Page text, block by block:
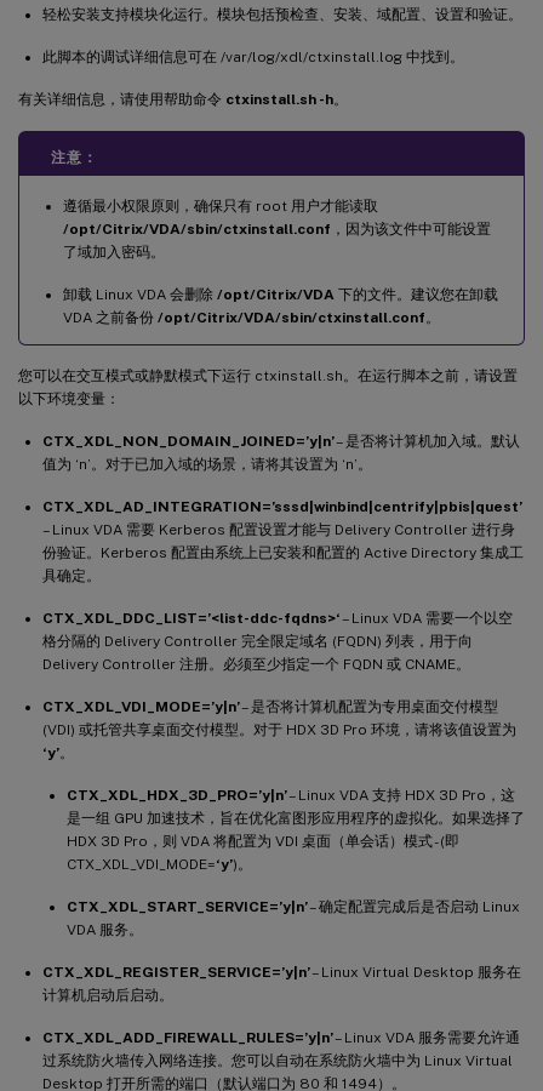
轻松安装支持模块化运行。模块包括预检查、安装、域配置、设置和验证。
此脚本的调试详细信息可在 /var/log/xdl/ctxinstall.log 中找到。
有关详细信息，请使用帮助命令 ctxinstall.sh -h。
注意：
遵循最小权限原则，确保只有 root 用户才能读取
/opt/Citrix/VDA/sbin/ctxinstall.conf ，因为该文件中可能设置
了域加入密码。
卸载 Linux VDA 会删除 /opt/Citrix/VDA 下的文件。建议您在卸载
VDA 之前备份 /opt/Citrix/VDA/sbin/ctxinstall.conf。
您可以在交互模式或静默模式下运行 ctxinstall.sh。在运行脚本之前，请设置
以下环境变量：
CTX_XDL_NON_DOMAIN_JOINED=’y|n’– 是否将计算机加入域。默认
值为 ‘n’。对于已加入域的场景，请将其设置为 ‘n’。
CTX_XDL_AD_INTEGRATION=’sssd|winbind|centrify|pbis|quest’
– Linux VDA 需要 Kerberos 配置设置才能与 Delivery Controller 进行身
份验证。Kerberos 配置由系统上已安装和配置的 Active Directory 集成工
具确定。
CTX_XDL_DDC_LIST=’<list-ddc-fqdns>‘– Linux VDA 需要一个以空
格分隔的 Delivery Controller 完全限定域名 (FQDN) 列表，用于向
Delivery Controller 注册。必须至少指定一个 FQDN 或 CNAME。
CTX_XDL_VDI_MODE=’y|n’– 是否将计算机配置为专用桌面交付模型
(VDI) 或托管共享桌面交付模型。对于 HDX 3D Pro 环境，请将该值设置为
‘y’。
CTX_XDL_HDX_3D_PRO=’y|n’– Linux VDA 支持 HDX 3D Pro，这
是一组 GPU 加速技术，旨在优化富图形应用程序的虚拟化。如果选择了
HDX 3D Pro，则 VDA 将配置为 VDI 桌面（单会话）模式 - (即
CTX_XDL_VDI_MODE=‘y’)。
CTX_XDL_START_SERVICE=’y|n’– 确定配置完成后是否启动 Linux
VDA 服务。
CTX_XDL_REGISTER_SERVICE=’y|n’– Linux Virtual Desktop 服务在
计算机启动后启动。
CTX_XDL_ADD_FIREWALL_RULES=’y|n’– Linux VDA 服务需要允许通
过系统防火墙传入网络连接。您可以自动在系统防火墙中为 Linux Virtual
Desktop 打开所需的端口（默认端口为 80 和 1494）。